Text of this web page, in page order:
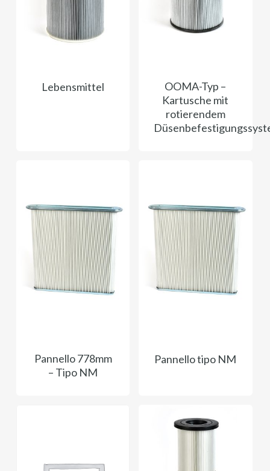
Lebensmittel
OOMA-Typ –
Kartusche mit
rotierendem
Pannello 778mm
– Tipo NM
Pannello tipo NM